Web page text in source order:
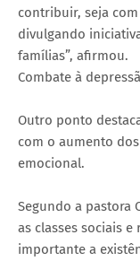
contribuir, seja
divulgando
famílias”, afirmou.
Combate à
Outro ponto
com o aumento
emocional.
Segundo a pastora
as classes sociais
importante a